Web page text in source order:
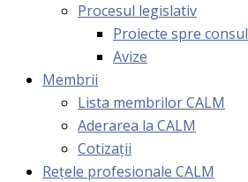
Procesul legislativ
Proiecte spre
Avize
Membrii
Lista membrilor CALM
Aderarea la CALM
Cotizaţii
Rețele profesionale CALM